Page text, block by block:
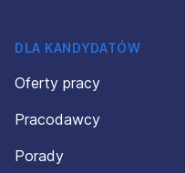
DLA KANDYDATÓW
Oferty pracy
Pracodawcy
Porady